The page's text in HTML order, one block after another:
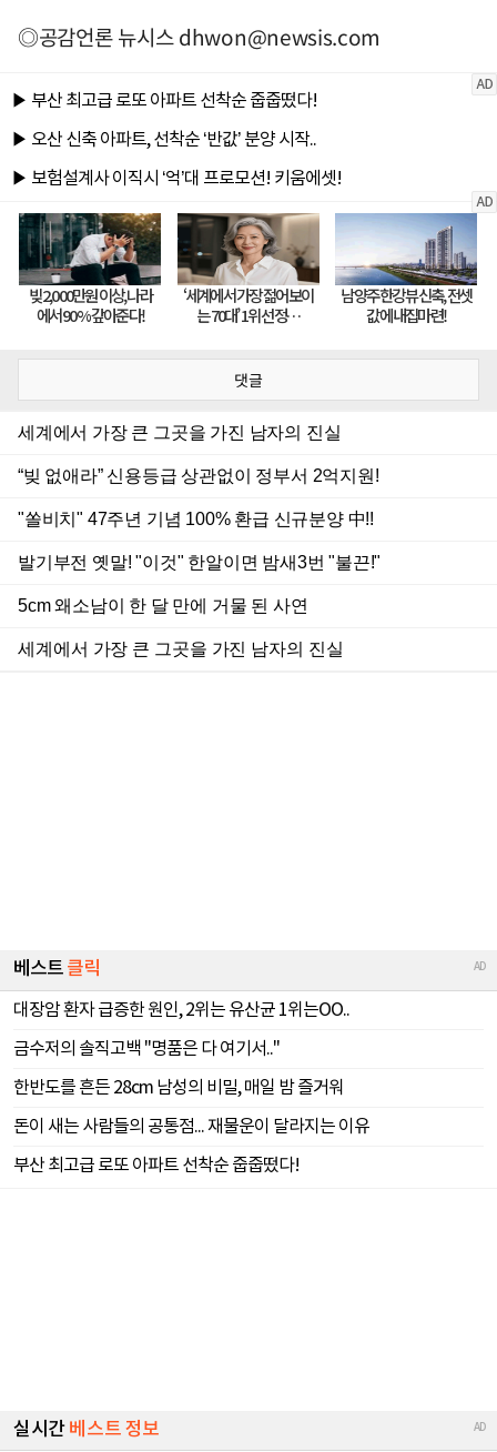
◎공감언론 뉴시스dhwon@newsis.com
댓글